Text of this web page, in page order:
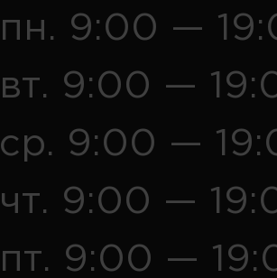
пн. 9:00 —
вт. 9:00 —
ср. 9:00 —
чт. 9:00 —
пт. 9:00 —